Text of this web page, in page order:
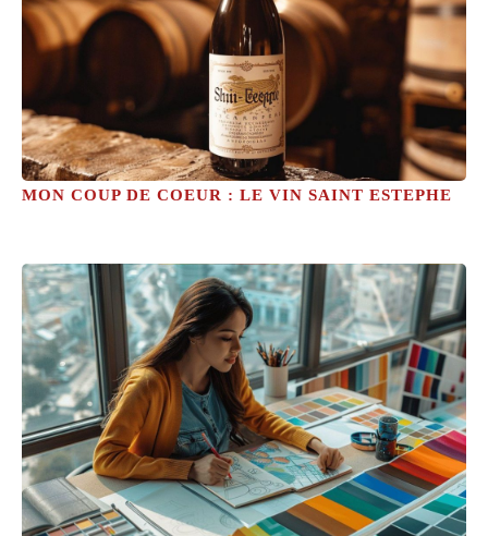
MON COUP DE COEUR : LE VIN SAINT ESTEPHE